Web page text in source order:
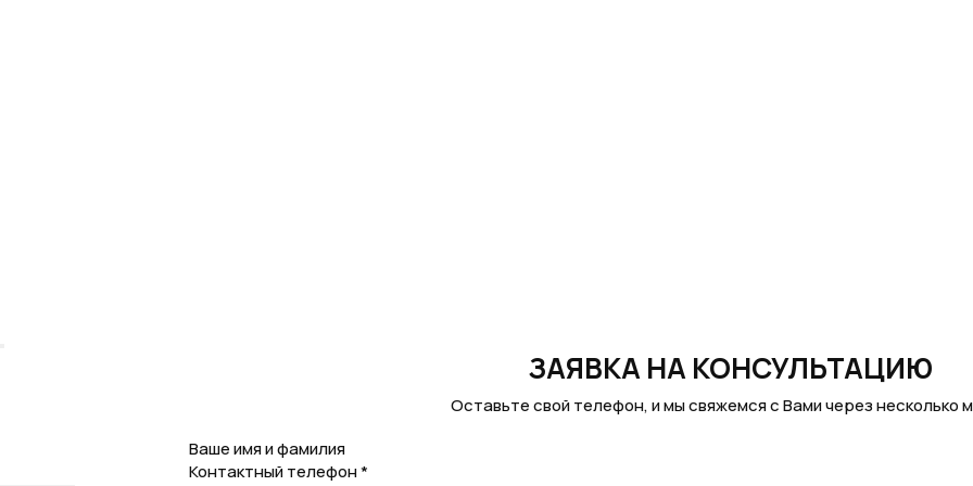
ЗАЯВКА НА КОНСУЛЬТАЦИЮ
Оставьте свой телефон, и мы свяжемся с Вами через несколько
Ваше имя и фамилия
Контактный телефон *